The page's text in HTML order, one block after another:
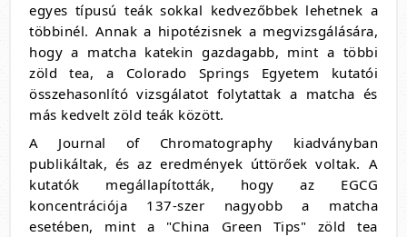
egyes típusú teák sokkal kedvezőbbek lehetnek a
többinél. Annak a hipotézisnek a megvizsgálására,
hogy a matcha katekin gazdagabb, mint a többi
zöld tea, a Colorado Springs Egyetem kutatói
összehasonlító vizsgálatot folytattak a matcha és
más kedvelt zöld teák között.
A Journal of Chromatography kiadványban
publikáltak, és az eredmények úttörőek voltak. A
kutatók megállapították, hogy az EGCG
koncentrációja 137-szer nagyobb a matcha
esetében, mint a "China Green Tips" zöld tea